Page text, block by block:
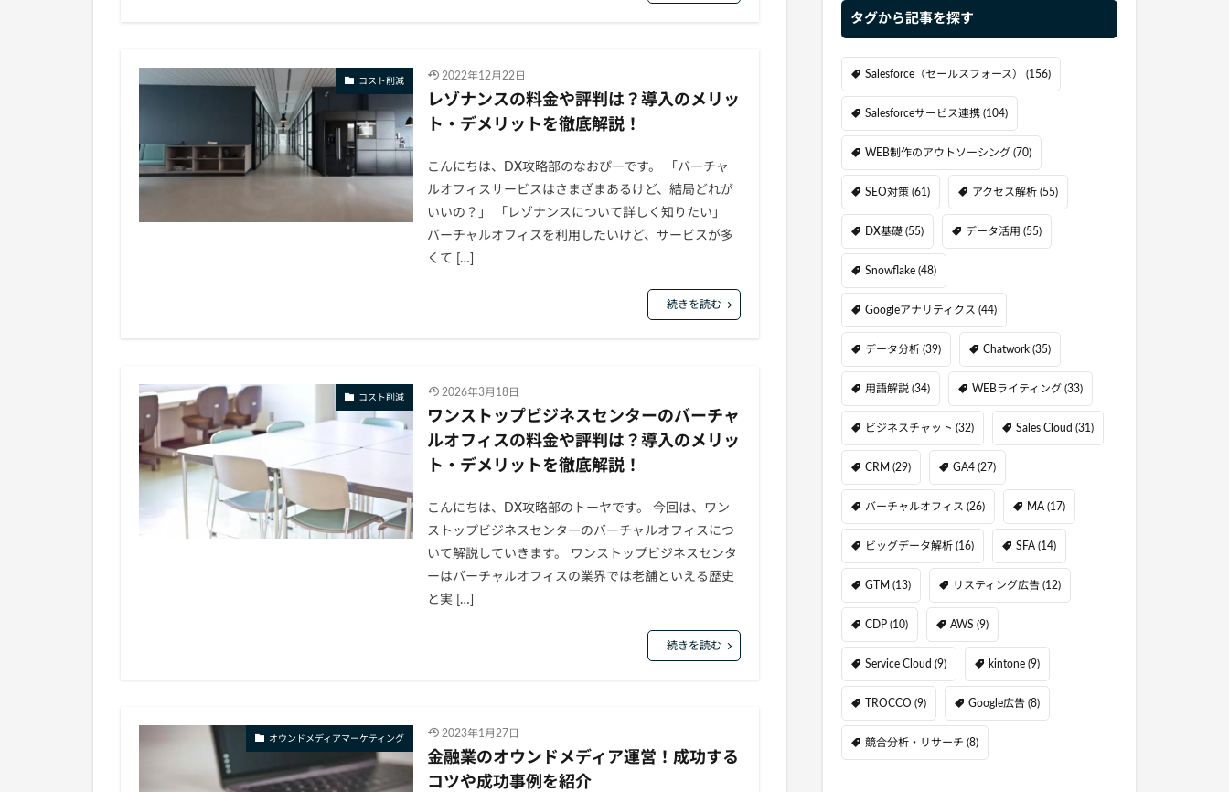
コスト削減 2022年12月22日
レゾナンスの料金や評判は？導入のメリッ
ト・デメリットを徹底解説！
こんにちは、DX攻略部のなおぴーです。 「バーチャ
ルオフィスサービスはさまざまあるけど、結局どれが
いいの？」 「レゾナンスについて詳しく知りたい」
バーチャルオフィスを利用したいけど、サービスが多
くて […]
続きを読む
コスト削減 2026年3月18日
ワンストップビジネスセンターのバーチャ
ルオフィスの料金や評判は？導入のメリッ
ト・デメリットを徹底解説！
こんにちは、DX攻略部のトーヤです。 今回は、ワン
ストップビジネスセンターのバーチャルオフィスにつ
いて解説していきます。 ワンストップビジネスセンタ
ーはバーチャルオフィスの業界では老舗といえる歴史
と実 […]
続きを読む
オウンドメディアマーケティング 2023年1月27日
金融業のオウンドメディア運営！成功する
コツや成功事例を紹介
タグから記事を探す
Salesforce（セールスフォース） (156)
Salesforceサービス連携 (104)
WEB制作のアウトソーシング (70)
SEO対策 (61) アクセス解析 (55)
DX基礎 (55) データ活用 (55)
Snowflake (48)
Googleアナリティクス (44)
データ分析 (39) Chatwork (35)
用語解説 (34) WEBライティング (33)
ビジネスチャット (32) Sales Cloud (31)
CRM (29) GA4 (27)
バーチャルオフィス (26) MA (17)
ビッグデータ解析 (16) SFA (14)
GTM (13) リスティング広告 (12)
CDP (10) AWS (9)
Service Cloud (9) kintone (9)
TROCCO (9) Google広告 (8)
競合分析・リサーチ (8)